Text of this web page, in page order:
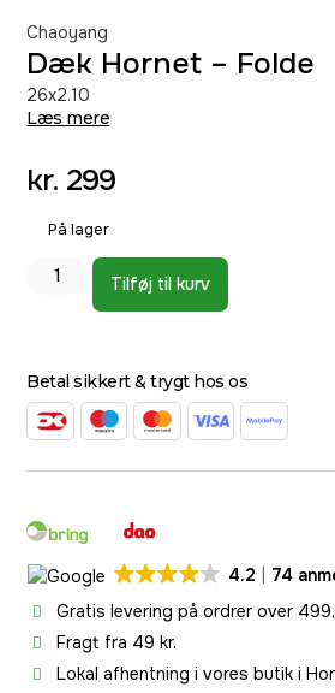
Chaoyang
Dæk Hornet – Folde
26x2.10
Læs mere
kr. 299
På lager
Tilføj til kurv
Betal sikkert & trygt hos os
4.2
74
Gratis levering på ordrer over
Fragt fra 49 kr.
Lokal afhentning i vores butik i